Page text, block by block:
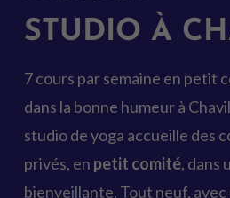
STUDIO À
7 cours par semaine en petit
dans la bonne humeur à
studio de yoga accueille des
privés, en petit comité, dans
bienveillante. Tout neuf,